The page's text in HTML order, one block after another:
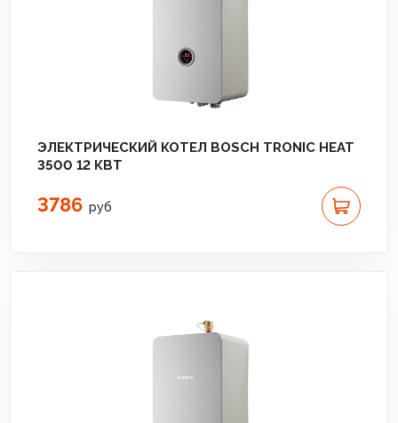
ЭЛЕКТРИЧЕСКИЙ КОТЕЛ BOSCH TRONIC HEAT
3500 12 КВТ
3786 руб